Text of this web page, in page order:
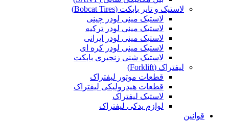
لاستیک و تایر بابکت (Bobcat Tires)
لاستیک مینی لودر چینی
لاستیک مینی لودر ترکیه
لاستیک مینی لودر ایرانی
لاستیک مینی لودر کره ای
لاستیک شنی زنجیری بابکت
لیفتراک (Forklift)
قطعات موتور لیفتراک
قطعات هیدرولیکی لیفتراک
لاستیک لیفتراک
لوازم یدکی لیفتراک
قوانین